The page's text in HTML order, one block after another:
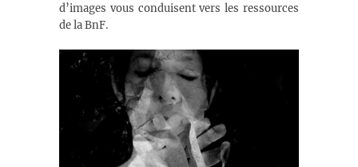
d’images vous conduisent vers les ressources
de la BnF.